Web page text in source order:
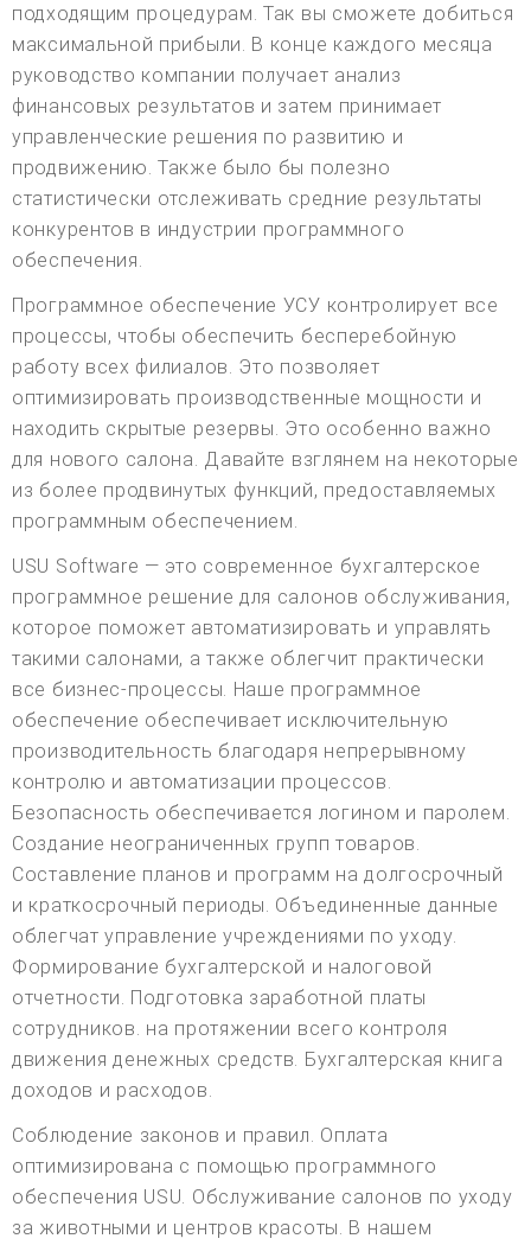
подходящим процедурам. Так вы сможете добиться
максимальной прибыли. В конце каждого месяца
руководство компании получает анализ
финансовых результатов и затем принимает
управленческие решения по развитию и
продвижению. Также было бы полезно
статистически отслеживать средние результаты
конкурентов в индустрии программного
обеспечения.
Программное обеспечение УСУ контролирует все
процессы, чтобы обеспечить бесперебойную
работу всех филиалов. Это позволяет
оптимизировать производственные мощности и
находить скрытые резервы. Это особенно важно
для нового салона. Давайте взглянем на некоторые
из более продвинутых функций, предоставляемых
программным обеспечением.
USU Software — это современное бухгалтерское
программное решение для салонов обслуживания,
которое поможет автоматизировать и управлять
такими салонами, а также облегчит практически
все бизнес-процессы. Наше программное
обеспечение обеспечивает исключительную
производительность благодаря непрерывному
контролю и автоматизации процессов.
Безопасность обеспечивается логином и паролем.
Создание неограниченных групп товаров.
Составление планов и программ на долгосрочный
и краткосрочный периоды. Объединенные данные
облегчат управление учреждениями по уходу.
Формирование бухгалтерской и налоговой
отчетности. Подготовка заработной платы
сотрудников. на протяжении всего контроля
движения денежных средств. Бухгалтерская книга
доходов и расходов.
Соблюдение законов и правил. Оплата
оптимизирована с помощью программного
обеспечения USU. Обслуживание салонов по уходу
за животными и центров красоты. В нашем